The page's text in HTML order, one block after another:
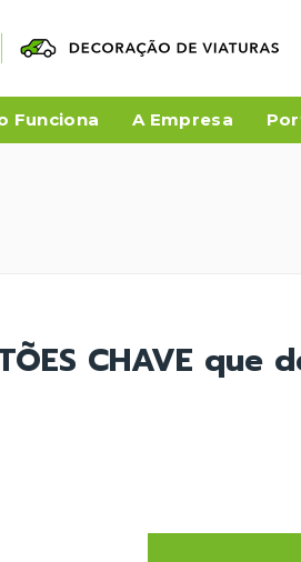
Funciona A Empresa
CHAVE